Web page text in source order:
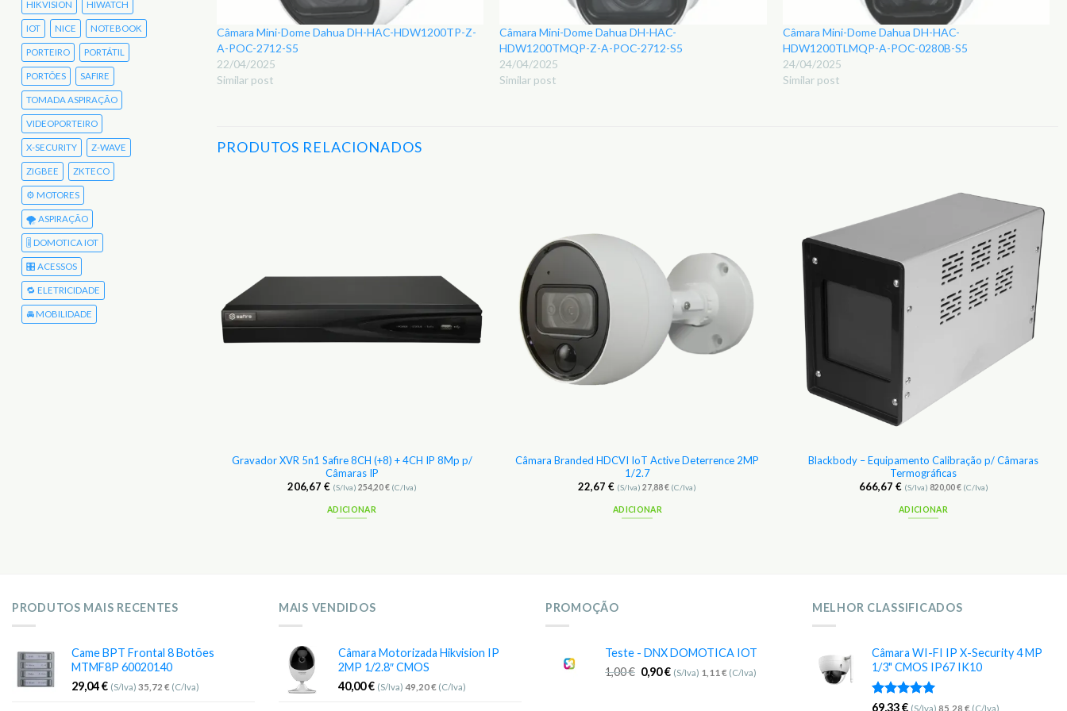
HIKVISION HIWATCH
IOT NICE NOTEBOOK
PORTEIRO PORTÁTIL
PORTÕES SAFIRE
TOMADA ASPIRAÇÃO
VIDEOPORTEIRO
X-SECURITY Z-WAVE
ZIGBEE ZKTECO
⚙️ MOTORES
🌪️ ASPIRAÇÃO
🎚️ DOMOTICA IOT
🎛️ ACESSOS
🔁 ELETRICIDADE
🚘 MOBILIDADE
Câmara Mini-Dome Dahua DH-HAC-HDW1200TP-Z-
A-POC-2712-S5
22/04/2025
Similar post
Câmara Mini-Dome Dahua DH-HAC-
HDW1200TMQP-Z-A-POC-2712-S5
24/04/2025
Similar post
Câmara Mini-Dome Dahua DH-HAC-
HDW1200TLMQP-A-POC-0280B-S5
24/04/2025
Similar post
PRODUTOS RELACIONADOS
Gravador XVR 5n1 Safire 8CH (+8) + 4CH IP 8Mp p/
Câmaras IP
206,67 € (S/Iva) 254,20€(C/Iva)
ADICIONAR
Câmara Branded HDCVI IoT Active Deterrence 2MP
1/2.7
22,67€ (S/Iva)27,88€ (C/Iva)
ADICIONAR
Adicionar
Favoritos
Blackbody – Equipamento Calibração p/ Câmaras
Termográficas
666,67 € (S/Iva) 820,00€(C/Iva)
ADICIONAR
SEM STOCK
PRODUTOS MAIS RECENTES
Came BPT Frontal 8 Botões
MTMF8P 60020140
29,04€ (S/Iva) 35,72 € (C/Iva)
MAIS VENDIDOS
Câmara Motorizada Hikvision IP
2MP 1/2.8″ CMOS
40,00€ (S/Iva) 49,20€ (C/Iva)
PROMOÇÃO
Teste - DNX DOMOTICA IOT
1,00€ 0,90€ (S/Iva) 1,11€ (C/Iva)
MELHOR CLASSIFICADOS
Câmara WI-FI IP X-Security 4 MP
1/3" CMOS IP67 IK10
Avaliação
69,33€ (S/Iva) 85,28 € (C/Iva)